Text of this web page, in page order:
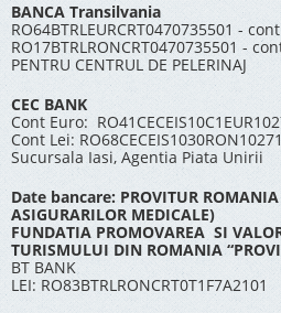
BANCA Transilvania
RO64BTRLEURCRT0470735501 -
RO17BTRLRONCRT0470735501 -
PENTRU CENTRUL DE PELERINAJ
CEC BANK
Cont Euro:
Cont Lei:
Sucursala Iasi, Agentia Piata Unirii
Date bancare: PROVITUR
ASIGURARILOR MEDICALE)
FUNDATIA PROMOVAREA SI
TURISMULUI DIN ROMANIA
BT BANK
LEI: RO83BTRLRONCRT0T1F7A2101